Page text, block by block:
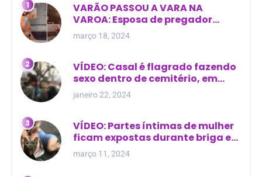
VARÃO PASSOU A VARA NA
VAROA: Esposa de pregador
evangélico descobre
relacionamento extra-conjugal
março 18, 2024
VÍDEO: Casal é flagrado fazendo
sexo dentro de cemitério, em
cima de túmulo no Maranhão
janeiro 22, 2024
VÍDEO: Partes íntimas de mulher
ficam expostas durante briga em
Manaus
março 11, 2024